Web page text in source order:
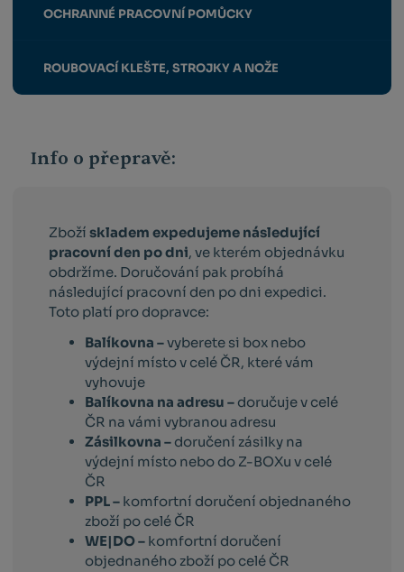
OCHRANNÉ PRACOVNÍ POMŮCKY
ROUBOVACÍ KLEŠTE, STROJKY A NOŽE
Info o přepravě:
Zbožískladem expedujeme následující
pracovní den po dni, ve kterém objednávku
obdržíme. Doručování pak probíhá
následující pracovní den po dni expedici.
Toto platí pro dopravce:
Balíkovna –vyberete si box nebo
výdejní místo v celé ČR, které vám
vyhovuje
Balíkovna na adresu – doručuje v celé
ČR na vámi vybranou adresu
Zásilkovna – doručení zásilky na
výdejní místo nebo do Z-BOXu v celé
ČR
PPL – komfortní doručení objednaného
zboží po celé ČR
WE|DO – komfortní doručení
objednaného zboží po celé ČR